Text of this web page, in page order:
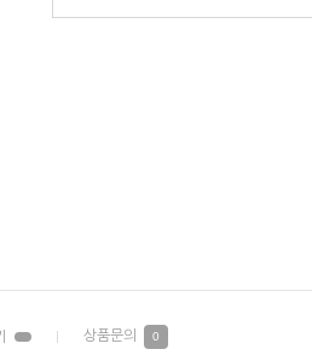
0